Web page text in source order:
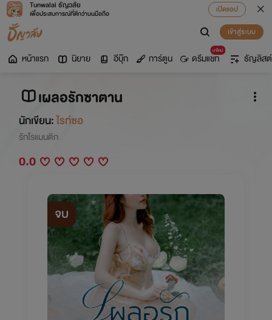
Tunwalai ธัญวลัย
เพื่อประสบการณ์ที่ดีกว่าบนมือถือ
เปิดแอป
เข้าสู่ระบบ
หน้าแรก นิยาย อีบุ๊ก การ์ตูน
มาใหม่
ดรีมแชท ธัญลิสต์
เผลอรักซาตาน
นักเขียน:ไรท์ซอ
รักโรแมนติก
0.0
จบ